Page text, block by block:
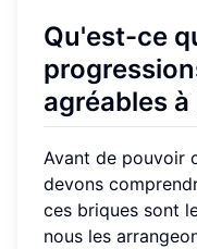
Qu'est-ce
agréables à
Avant de pouvoir
devons
ces briques sont
nous les